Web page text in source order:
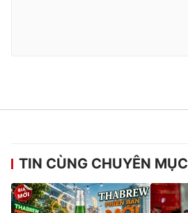
TIN CÙNG CHUYÊN MỤC